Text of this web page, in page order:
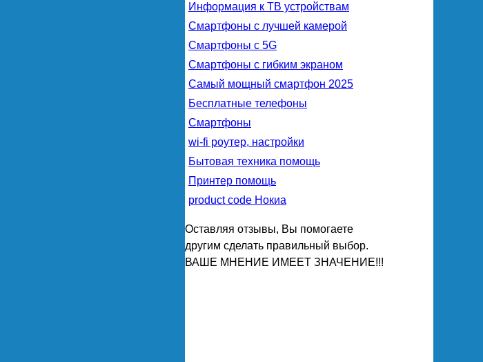
Информация к ТВ устройствам
Смартфоны с лучшей камерой
Смартфоны с 5G
Смартфоны с гибким экраном
Самый мощный смартфон 2025
Бесплатные телефоны
Смартфоны
wi-fi роутер, настройки
Бытовая техника помощь
Принтер помощь
product code Нокиа
Оставляя отзывы, Вы помогаете
другим сделать правильный выбор.
ВАШЕ МНЕНИЕ ИМЕЕТ ЗНАЧЕНИЕ!!!